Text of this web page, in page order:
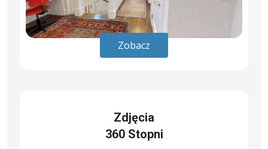
Zobacz
Zdjęcia
360 Stopni